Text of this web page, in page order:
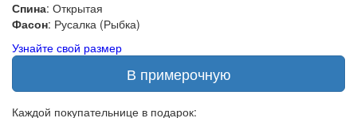
Спина: Открытая
Фасон: Русалка (Рыбка)
Узнайте свой размер
В примерочную
Каждой покупательнице в подарок: